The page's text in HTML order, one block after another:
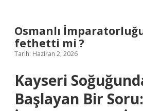
Osmanlı
fethetti mi ?
Tarih: Haziran 2, 2026
Kayseri
Başlayan Bir